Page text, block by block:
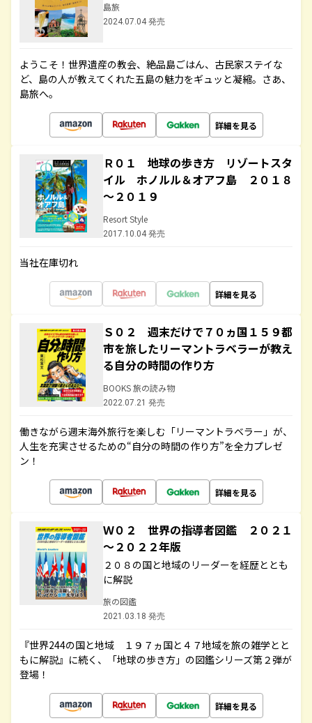
島旅
2024.07.04 発売
ようこそ！世界遺産の教会、絶品島ごはん、古民家ステイな
ど、島の人が教えてくれた五島の魅力をギュッと凝縮。さあ、
島旅へ。
詳細を見る
Ｒ０１ 地球の歩き方 リゾートスタ
イル ホノルル＆オアフ島 ２０１８
～２０１９
Resort Style
2017.10.04 発売
当社在庫切れ
詳細を見る
Ｓ０２ 週末だけで７０ヵ国１５９都
市を旅したリーマントラベラーが教え
る自分の時間の作り方
BOOKS 旅の読み物
2022.07.21 発売
働きながら週末海外旅行を楽しむ「リーマントラベラー」が、
人生を充実させるための“自分の時間の作り方”を全力プレゼ
ン！
詳細を見る
Ｗ０２ 世界の指導者図鑑 ２０２１
～２０２２年版
２０８の国と地域のリーダーを経歴ととも
に解説
旅の図鑑
2021.03.18 発売
『世界244の国と地域 １９７ヵ国と４７地域を旅の雑学とと
もに解説』に続く、「地球の歩き方」の図鑑シリーズ第２弾が
登場！
詳細を見る